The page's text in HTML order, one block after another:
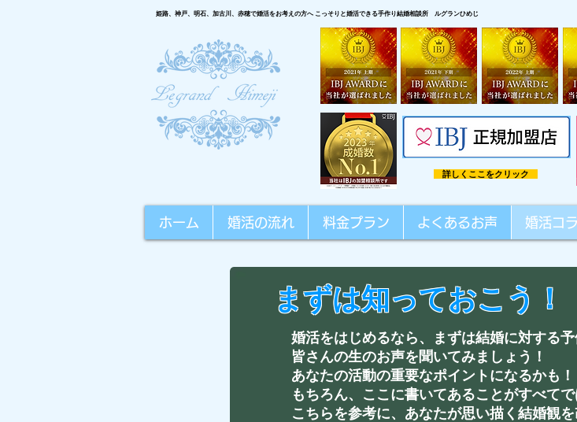
姫路、神戸、明石、加古川、赤穂で婚活をお考えの方へ こっそりと婚活できる手作り結婚相談所 ルグランひめじ
詳しくここをクリック
ホーム 婚活の流れ 料金プラン よくあるお声 婚活コ
婚活をはじめるなら、まずは結婚に対する予
皆さんの生のお声を聞いてみましょう！
あなたの活動の重要なポイントになるかも！
もちろん、ここに書いてあることがすべてで
こちらを参考に、あなたが思い描く結婚観
まずは知っておこう！